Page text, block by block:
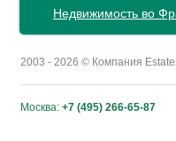
Недвижимость во
2003 - 2026 © Компания
Москва: +7 (495) 266-65-87